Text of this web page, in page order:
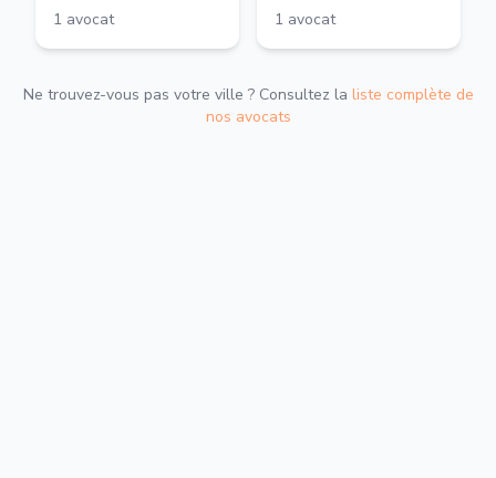
1 avocat 1 avocat
Ne trouvez-vous pas votre ville ? Consultez la liste complète de
nos avocats